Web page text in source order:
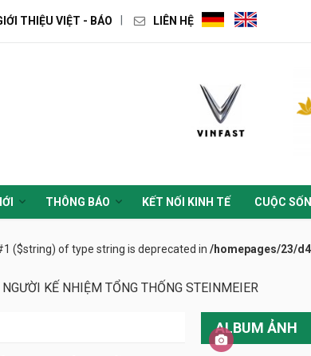
THIỆU VIỆT - BÁO LIÊN HỆ
THÔNG BÁO KẾT NỐI KINH TẾ CUỘC
($string) of type string is deprecated in /homepages/23/
KẾ NHIỆM TỔNG THỐNG STEINMEIER
ALBUM ẢNH